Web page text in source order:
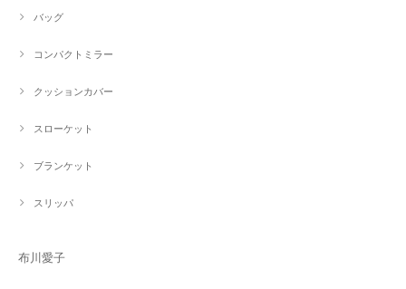
バッグ
コンパクトミラー
クッションカバー
スローケット
ブランケット
スリッパ
布川愛子